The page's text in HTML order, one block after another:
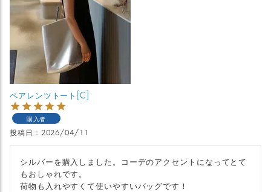
ペアレンツトート[C]
購入者
投稿日 2026/04/11
シルバーを購入しました。コーデのアクセントになってとて
もおしゃれです。
荷物も入れやすくて使いやすいバッグです！